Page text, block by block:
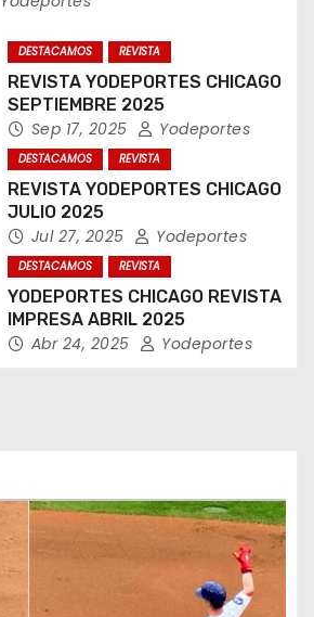
DESTACAMOS REVISTA
REVISTA YODEPORTES CHICAGO
SEPTIEMBRE 2025
Sep 17, 2025 Yodeportes
DESTACAMOS REVISTA
REVISTA YODEPORTES CHICAGO
JULIO 2025
Jul 27, 2025 Yodeportes
DESTACAMOS REVISTA
YODEPORTES CHICAGO REVISTA
IMPRESA ABRIL 2025
Abr 24, 2025 Yodeportes